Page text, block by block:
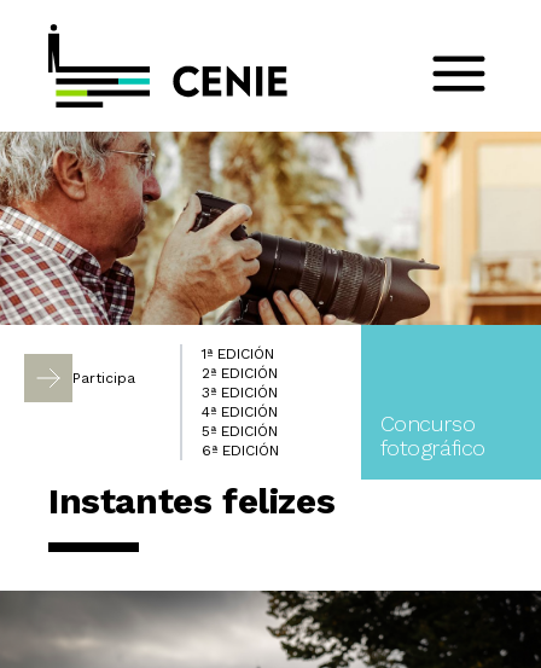
Participa
1ª EDICIÓN
2ª EDICIÓN
3ª EDICIÓN
4ª EDICIÓN
5ª EDICIÓN
6ª EDICIÓN
Concurso
fotográfico
Instantes felizes